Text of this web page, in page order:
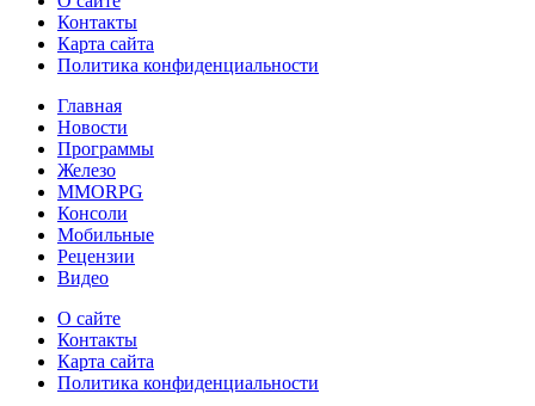
Контакты
Карта сайта
Политика конфиденциальности
Главная
Новости
Программы
Железо
MMORPG
Консоли
Мобильные
Рецензии
Видео
О сайте
Контакты
Карта сайта
Политика конфиденциальности